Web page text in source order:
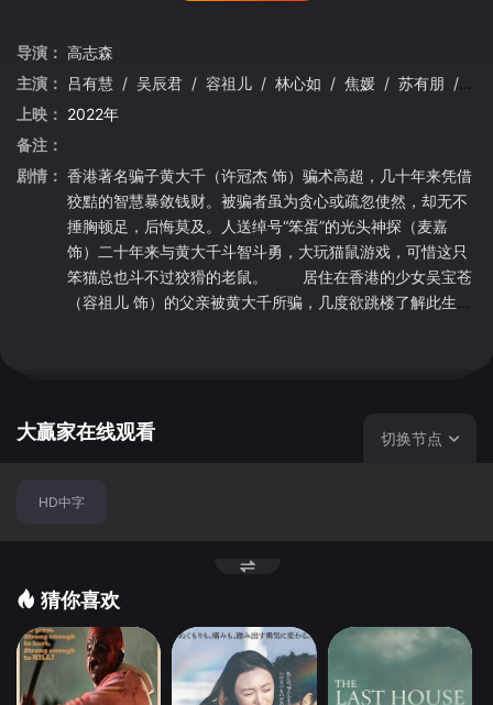
导演： 高志森
主演：
吕有慧 / 吴辰君 / 容祖儿 / 林心如 / 焦媛 / 苏有朋 /
上映： 2022年
备注：
剧情： 香港著名骗子黄大千（许冠杰 饰）骗术高超，几十年来凭借
狡黠的智慧暴敛钱财。被骗者虽为贪心或疏忽使然，却无不
捶胸顿足，后悔莫及。人送绰号“笨蛋”的光头神探（麦嘉
饰）二十年来与黄大千斗智斗勇，大玩猫鼠游戏，可惜这只
笨猫总也斗不过狡猾的老鼠。 居住在香港的少女吴宝苍
（容祖儿 饰）的父亲被黄大千所骗，几度欲跳楼了解此生。
黄大千……
大贏家在线观看 切换节点
HD中字
猜你喜欢